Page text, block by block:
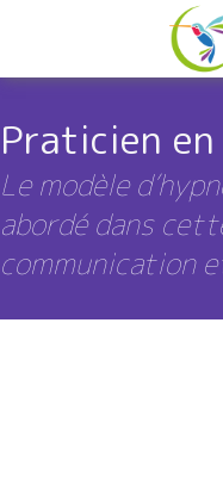
Praticien en
Le modèle
abordé dans
communication